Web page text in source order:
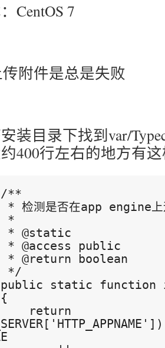
CentOS 7
传附件是总是失败
装目录下找到var/
400行左右的地方有
/**
检测是否在app engine上
*
* @static
* @access public
* @return boolean
*/
static function